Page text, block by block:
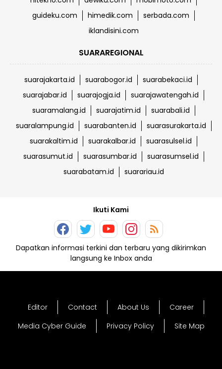
guideku.com
himedik.com
serbada.com
iklandisini.com
SUARAREGIONAL
suarajakarta.id suarabogor.id
suarabekaci.id
suarajabar.id
suarajogja.id
suarajawatengah.id
suaramalang.id
suarajatim.id
suarabali.id
suaralampung.id
suarabanten.id
suarasurakarta.id
suarakaltim.id
suarakalbar.id
suarasulsel.id
suarasumut.id
suarasumbar.id
suarasumsel.id
suarabatam.id
suarariau.id
Ikuti Kami
Dapatkan informasi terkini dan terbaru yang dikirimkan
langsung ke Inbox anda
Editor Contact About Us
Career
Media Cyber Guide
Privacy Policy Site Map